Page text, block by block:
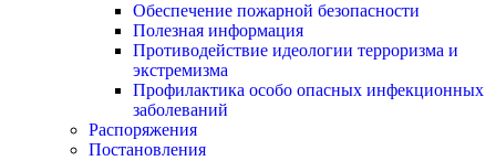
Обеспечение пожарной безопасности
Полезная информация
Противодействие идеологии терроризма и
экстремизма
Профилактика особо опасных инфекционных
заболеваний
Распоряжения
Постановления